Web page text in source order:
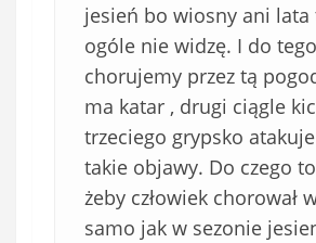
jesień bo wiosny ani lata
ogóle nie widzę. I do tego
chorujemy przez tą
ma katar , drugi ciągle
trzeciego grypsko
takie objawy. Do czego
żeby człowiek chorował
samo jak w sezonie